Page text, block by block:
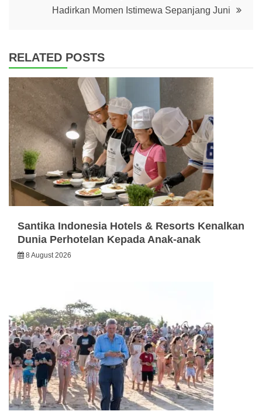
Hadirkan Momen Istimewa Sepanjang Juni
RELATED POSTS
Santika Indonesia Hotels & Resorts Kenalkan
Dunia Perhotelan Kepada Anak-anak
8 August 2026